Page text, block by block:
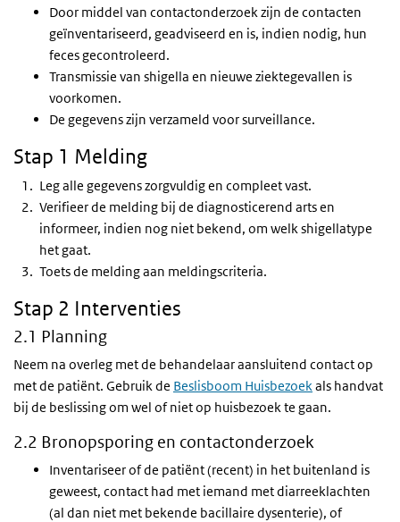
Door middel van contactonderzoek zijn de contacten
geïnventariseerd, geadviseerd en is, indien nodig, hun
feces gecontroleerd.
Transmissie van shigella en nieuwe ziektegevallen is
voorkomen.
De gegevens zijn verzameld voor surveillance.
Stap 1 Melding
Leg alle gegevens zorgvuldig en compleet vast.
Verifieer de melding bij de diagnosticerend arts en
informeer, indien nog niet bekend, om welk shigellatype
het gaat.
Toets de melding aan meldingscriteria.
Stap 2 Interventies
2.1 Planning
Neem na overleg met de behandelaar aansluitend contact op
met de patiënt. Gebruik de Beslisboom Huisbezoekals handvat
bij de beslissing om wel of niet op huisbezoek te gaan.
2.2 Bronopsporing en contactonderzoek
Inventariseer of de patiënt (recent) in het buitenland is
geweest, contact had met iemand met diarreeklachten
(al dan niet met bekende bacillaire dysenterie), of